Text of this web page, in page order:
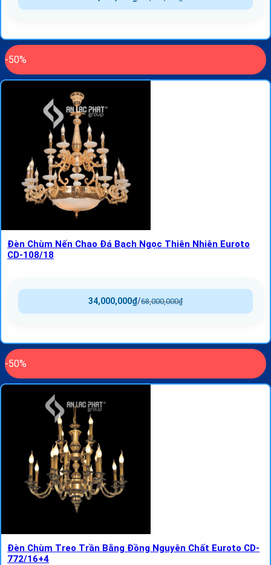
-50%
Đèn Chùm Nến Chao Đá Bạch Ngọc Thiên Nhiên Euroto
CD-108/18
68,000,000₫
/
34,000,000₫
-50%
Đèn Chùm Treo Trần Bằng Đồng Nguyên Chất Euroto CD-
772/16+4